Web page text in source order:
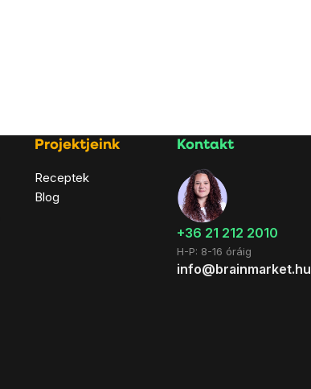
Projektjeink
Receptek
Blog
Kontakt
+36 21 212 2010
H-P: 8-16 óráig
info@brainmarket.hu